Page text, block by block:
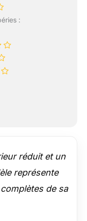
:
réduit et un
représente
de sa